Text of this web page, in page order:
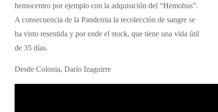
hemocentro por ejemplo con la adquisición del “Hemobus”.
A consecuencia de la Pandemia la recolección de sangre se
ha visto resentida y por ende el stock, que tiene una vida útil
de 35 días.
Desde Colonia, Darío Izaguirre